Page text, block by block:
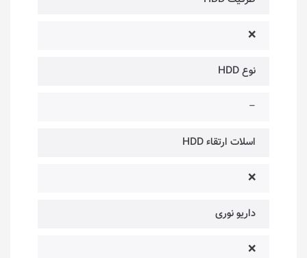
❌
نوع HDD
–
اسلات ارتقاء HDD
❌
داریو نوری
❌